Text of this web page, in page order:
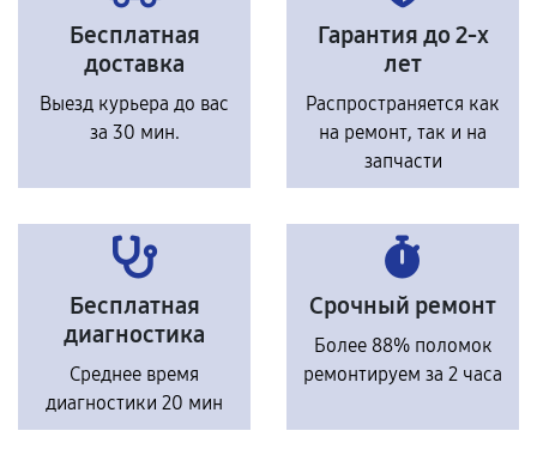
Бесплатная
доставка
Выезд курьера до вас
за 30 мин.
Гарантия до 2-х
лет
Распространяется как
на ремонт, так и на
запчасти
Бесплатная
диагностика
Среднее время
диагностики 20 мин
Срочный ремонт
Более 88% поломок
ремонтируем за 2 часа